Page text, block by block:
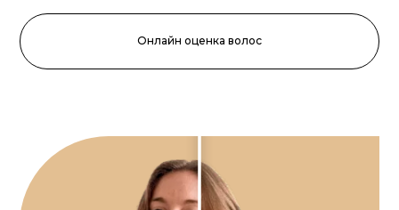
Онлайн оценка волос